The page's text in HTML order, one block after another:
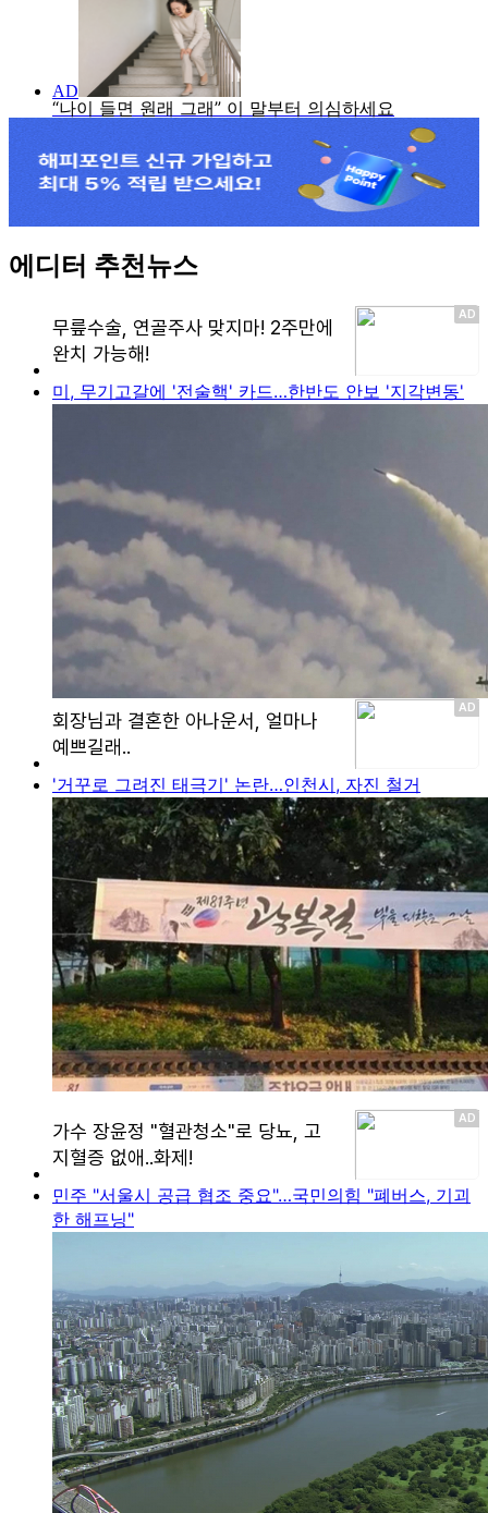
에디터 추천뉴스
미, 무기고갈에 '전술핵' 카드…한반도 안보 '지각변동'
'거꾸로 그려진 태극기' 논란…인천시, 자진 철거
민주 "서울시 공급 협조 중요"…국민의힘 "폐버스, 기괴
한 해프닝"